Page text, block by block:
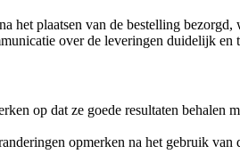
plaatsen van de bestelling
over de leveringen duidelijk en
op dat ze goede resultaten behalen
opmerken na het gebruik van